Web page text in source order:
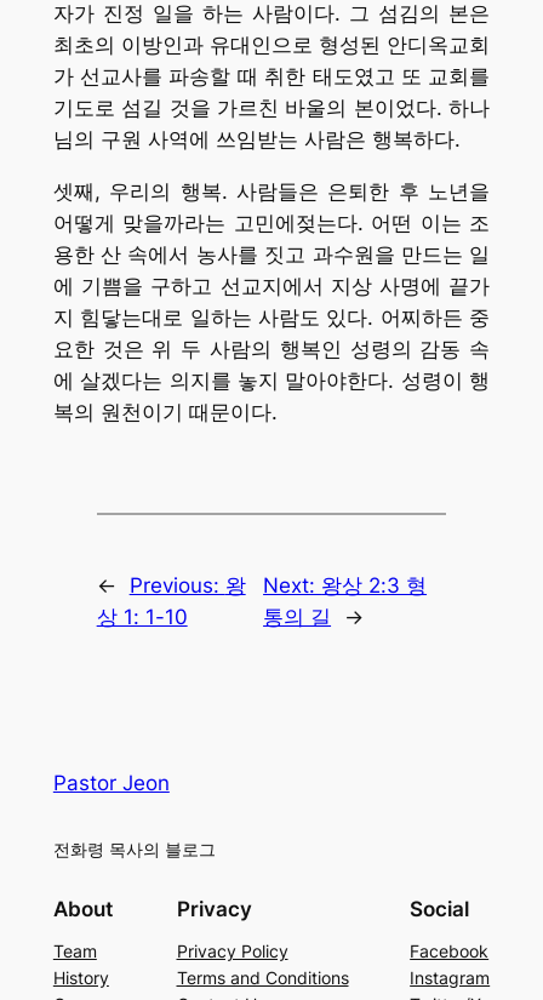
자가 진정 일을 하는 사람이다. 그 섬김의 본은
최초의 이방인과 유대인으로 형성된 안디옥교회
가 선교사를 파송할 때 취한 태도였고 또 교회를
기도로 섬길 것을 가르친 바울의 본이었다. 하나
님의 구원 사역에 쓰임받는 사람은 행복하다.
셋째, 우리의 행복. 사람들은 은퇴한 후 노년을
어떻게 맞을까라는 고민에젖는다. 어떤 이는 조
용한 산 속에서 농사를 짓고 과수원을 만드는 일
에 기쁨을 구하고 선교지에서 지상 사명에 끝가
지 힘닿는대로 일하는 사람도 있다. 어찌하든 중
요한 것은 위 두 사람의 행복인 성령의 감동 속
에 살겠다는 의지를 놓지 말아야한다. 성령이 행
복의 원천이기 때문이다.
← Previous: 왕
상 1: 1-10
Next: 왕상 2:3 형
통의 길
→
Pastor Jeon
전화령 목사의 블로그
About
Team
History
Privacy
Privacy Policy
Terms and Conditions
Social
Facebook
Instagram